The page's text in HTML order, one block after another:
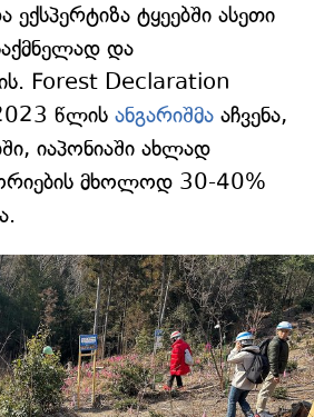
ტყეებში ასეთი
და
Forest Declaration
წლის ანგარიშმა აჩვენა,
იაპონიაში ახლად
მხოლოდ 30-40%